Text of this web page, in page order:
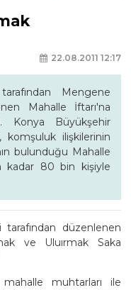
22.08.2011 12:17
Mengene
Mahalle İftarı'na
Konya Büyükşehir
komşuluk ilişkilerinin
bulunduğu Mahalle
kadar 80 bin kişiyle
düzenlenen
ve Uluırmak Saka
muhtarları ile